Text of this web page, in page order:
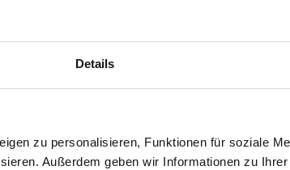
Details
zu personalisieren, Funktionen für soziale
Außerdem geben wir Informationen zu
2
wycieraczek